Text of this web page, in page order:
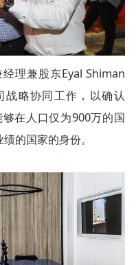
理兼股东Eyal Shiman
战略协同工作，以确认
在人口仅为900万的国
的国家的身份。